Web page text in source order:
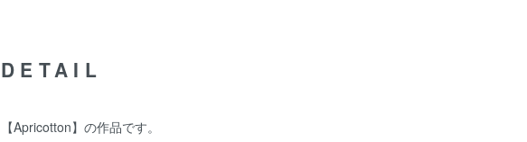
DETAIL
【Apricotton】の作品です。